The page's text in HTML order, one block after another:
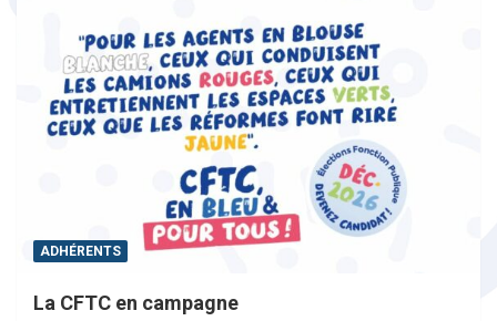
ADHÉRENTS
La CFTC en campagne